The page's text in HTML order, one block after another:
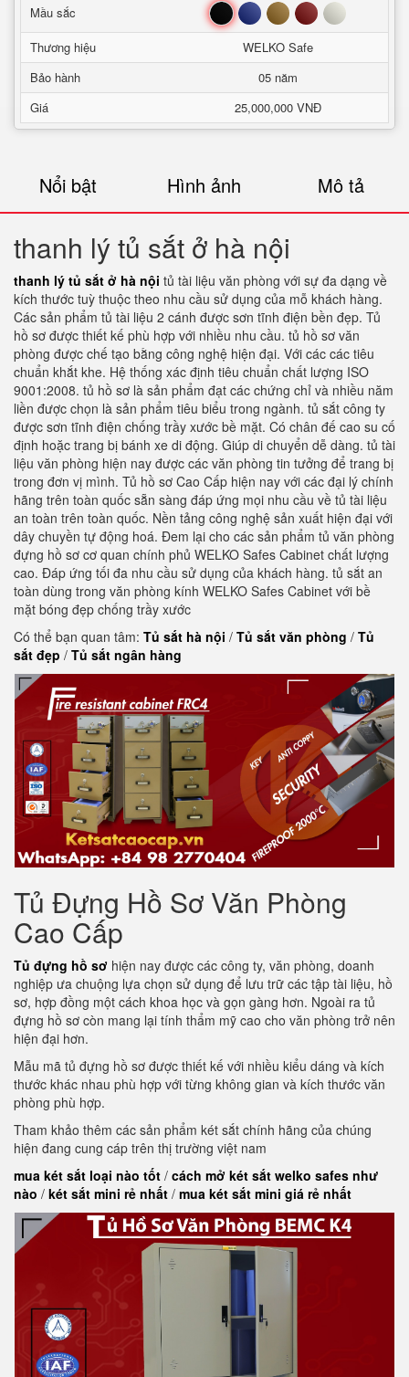
Mầu sắc Đen Xanh Nâu Đỏ Trắng
Thương hiệu
WELKO Safe
Bảo hành
05 năm
Giá
25,000,000 VNĐ
Nổi bật Hình ảnh Mô tả
thanh lý tủ sắt ở hà nội
thanh lý tủ sắt ở hà nội tủ tài liệu văn phòng với sự đa dạng về
kích thước tuỳ thuộc theo nhu cầu sử dụng của mỗ khách hàng.
Các sản phẩm tủ tài liệu 2 cánh được sơn tĩnh điện bền đẹp. Tủ
hồ sơ được thiết kế phù hợp với nhiều nhu cầu. tủ hồ sơ văn
phòng được chế tạo bằng công nghệ hiện đại. Với các các tiêu
chuẩn khắt khe. Hệ thống xác định tiêu chuẩn chất lượng ISO
9001:2008. tủ hồ sơ là sản phẩm đạt các chứng chỉ và nhiều năm
liền được chọn là sản phẩm tiêu biểu trong ngành. tủ sắt công ty
được sơn tĩnh điện chống trầy xước bề mặt. Có chân đế cao su cố
định hoặc trang bị bánh xe di động. Giúp di chuyển dễ dàng. tủ tài
liệu văn phòng hiện nay được các văn phòng tin tưởng để trang bị
trong đơn vị mình. Tủ hồ sơ Cao Cấp hiện nay với các đại lý chính
hãng trên toàn quốc sẵn sàng đáp ứng mọi nhu cầu về tủ tài liệu
an toàn trên toàn quốc. Nền tảng công nghệ sản xuất hiện đại với
dây chuyền tự động hoá. Đem lại cho các sản phẩm tủ văn phòng
đựng hồ sơ cơ quan chính phủ WELKO Safes Cabinet chất lượng
cao. Đáp ứng tối đa nhu cầu sử dụng của khách hàng. tủ sắt an
toàn dùng trong văn phòng kính WELKO Safes Cabinet với bề
mặt bóng đẹp chống trầy xước
Có thể bạn quan tâm: Tủ sắt hà nội / Tủ sắt văn phòng / Tủ
sắt đẹp / Tủ sắt ngân hàng
Tủ Đựng Hồ Sơ Văn Phòng
Cao Cấp
Tủ đựng hồ sơ hiện nay được các công ty, văn phòng, doanh
nghiệp ưa chuộng lựa chọn sử dụng để lưu trữ các tập tài liệu, hồ
sơ, hợp đồng một cách khoa học và gọn gàng hơn. Ngoài ra tủ
đựng hồ sơ còn mang lại tính thẩm mỹ cao cho văn phòng trở nên
hiện đại hơn.
Mẫu mã tủ đựng hồ sơ được thiết kế với nhiều kiểu dáng và kích
thước khác nhau phù hợp với từng không gian và kích thước văn
phòng phù hợp.
Tham khảo thêm các sản phẩm két sắt chính hãng của chúng
hiện đang cung cáp trên thị trường việt nam
mua két sắt loại nào tốt / cách mở két sắt welko safes như
nào / két sắt mini rẻ nhất / mua két sắt mini giá rẻ nhất